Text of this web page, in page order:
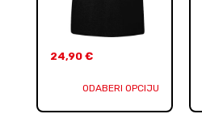
24,90 €
ODABERI OPCIJU